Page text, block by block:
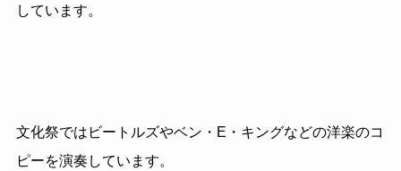
しています。
文化祭ではビートルズやベン・ E ・キングなどの洋楽のコ
ピーを演奏しています。